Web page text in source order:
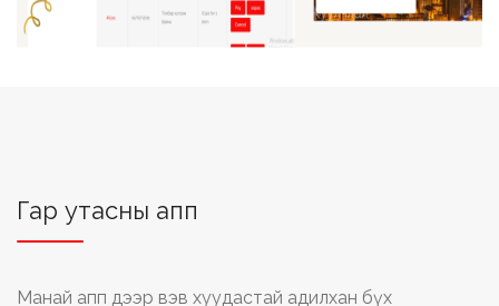
Гар утасны апп
Манай апп дээр вэв хуудастай адилхан бүх